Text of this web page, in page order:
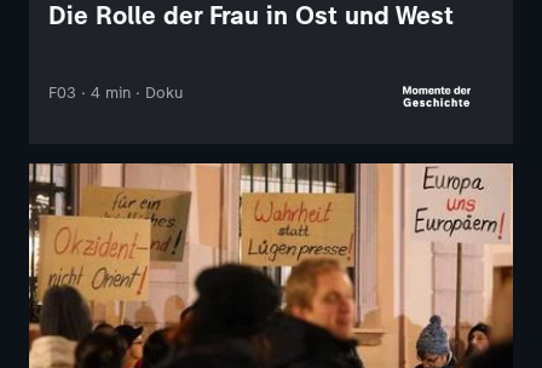
Die Rolle der Frau in Ost und West
F03 · 4 min · Doku